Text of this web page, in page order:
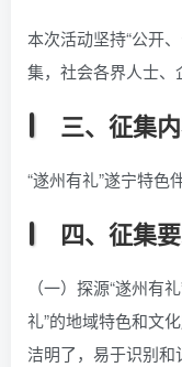
本次活动坚持“公开
集，社会各界人士、
三、征集
“遂州有礼”遂宁特色
四、征集
（一）探源“遂州有
礼”的地域特色和文
洁明了，易于识别